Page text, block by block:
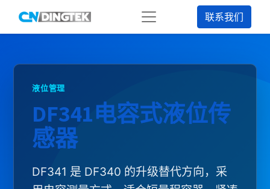
联系我们
液位管理
DF341电容式液位传
感器
DF341 是 DF340 的升级替代方向，采